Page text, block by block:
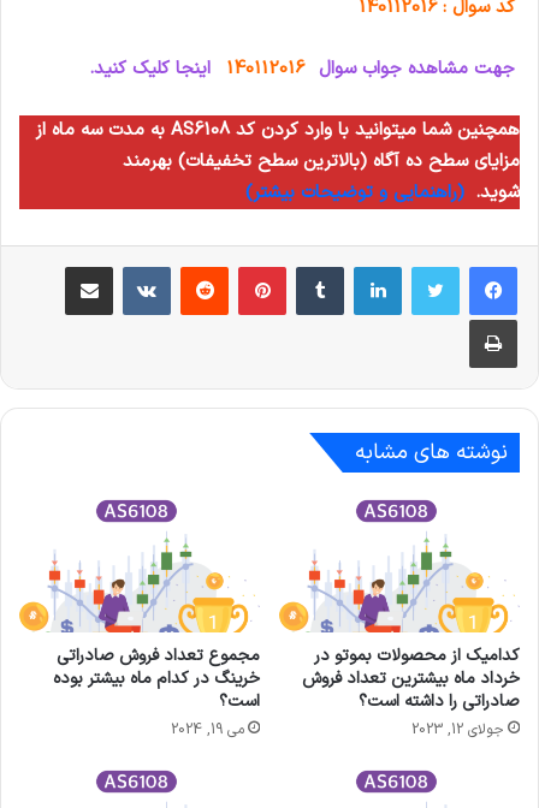
کد سوال : 140112016
جهت مشاهده جواب سوال 140112016 اینجا کلیک کنید.
همچنین شما میتوانید با وارد کردن کد AS6108 به مدت سه ماه از
مزایای سطح ده آگاه (بالاترین سطح تخفیفات) بهرمند
شوید. (راهنمایی و توضیحات بیشتر)
لینکدین ‫تامبلر ‫پین‌ترست‫رددیت ‫VKontakteاشتراک گذاری از طریق ایمیل
چاپ
نوشته های مشابه
کدامیک از محصولات بموتو در
خرداد ماه بیشترین تعداد فروش
صادراتی را داشته است؟
جولای 12, 2023
مجموع تعداد فروش صادراتی
خرینگ در کدام ماه بیشتر بوده
است؟
می 19, 2024